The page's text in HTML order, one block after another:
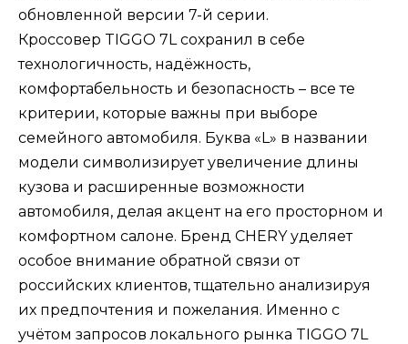
обновленной версии 7-й серии.
Кроссовер TIGGO 7L сохранил в себе
технологичность, надёжность,
комфортабельность и безопасность – все те
критерии, которые важны при выборе
семейного автомобиля. Буква «L» в названии
модели символизирует увеличение длины
кузова и расширенные возможности
автомобиля, делая акцент на его просторном и
комфортном салоне. Бренд CHERY уделяет
особое внимание обратной связи от
российских клиентов, тщательно анализируя
их предпочтения и пожелания. Именно с
учётом запросов локального рынка TIGGO 7L